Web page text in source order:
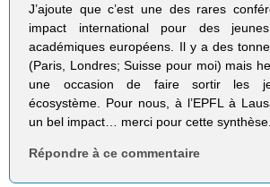
J’ajoute que c’est une des rares
impact international pour des
académiques européens. Il y a des
(Paris, Londres; Suisse pour moi) mais
une occasion de faire sortir les
écosystème. Pour nous, à l’EPFL à
un bel impact… merci pour cette synthèse.
Répondre à ce commentaire